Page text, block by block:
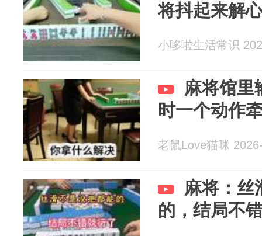
将抖起来解
小哆啦生活常识
麻将馆里
时一个动作
老鼠Love猫咪
麻将：丝
的，结局不